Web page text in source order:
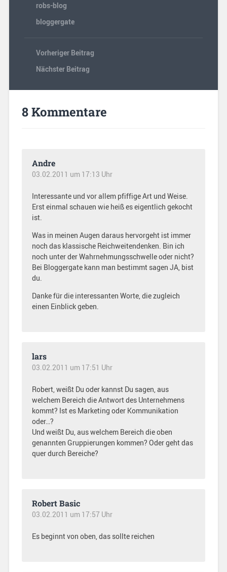
robs-blog
bloggergate
Vorheriger Beitrag
Nächster Beitrag
8 Kommentare
Andre
03.02.2011 um 17:13 Uhr
Interessante und vor allem pfiffige Art und Weise.
Erst einmal schauen wie heiß es eigentlich gekocht
ist.
Was in meinen Augen daraus hervorgeht ist immer
noch das klassische Reichweitendenken. Bin ich
noch unter der Wahrnehmungsschwelle oder nicht?
Bei Bloggergate kann man bestimmt sagen JA, bist
du.
Danke für die interessanten Worte, die zugleich
einen Einblick geben.
lars
03.02.2011 um 17:51 Uhr
Robert, weißt Du oder kannst Du sagen, aus
welchem Bereich die Antwort des Unternehmens
kommt? Ist es Marketing oder Kommunikation
oder…?
Und weißt Du, aus welchem Bereich die oben
genannten Gruppierungen kommen? Oder geht das
quer durch Bereiche?
Robert Basic
03.02.2011 um 17:57 Uhr
Es beginnt von oben, das sollte reichen